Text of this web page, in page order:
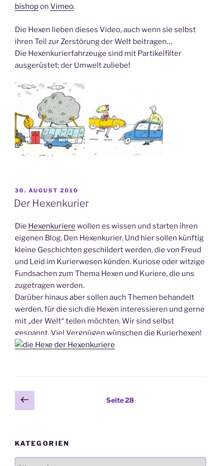
bishopon Vimeo.
Die Hexen lieben dieses Video, auch wenn sie selbst
ihren Teil zur Zerstörung der Welt beitragen…
Die Hexenkurierfahrzeuge sind mit Partikelfilter
ausgerüstet; der Umwelt zuliebe!
VERÖFFENTLICHT
AM
30. AUGUST 2010
Der Hexenkurier
Die Hexenkuriere wollen es wissen und starten ihren
eigenen Blog. Den Hexenkurier. Und hier sollen künftig
kleine Geschichten geschildert werden, die von Freud
und Leid im Kurierwesen künden. Kuriose oder witzige
Fundsachen zum Thema Hexen und Kuriere, die uns
zugetragen werden.
Darüber hinaus aber sollen auch Themen behandelt
werden, für die sich die Hexen interessieren und gerne
mit „der Welt“ teilen möchten. Wir sind selbst
gespannt. Viel Vergnügen wünschen die Kurierhexen!
Seitennummerierung
der
Vorherige
Seite
Seite28
KATEGORIEN